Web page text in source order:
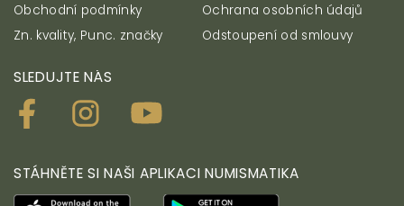
Obchodní podmínky
Ochrana osobních údajů
Zn. kvality, Punc. značky
Odstoupení od smlouvy
SLEDUJTE NÁS
STÁHNĚTE SI NAŠI APLIKACI NUMISMATIKA